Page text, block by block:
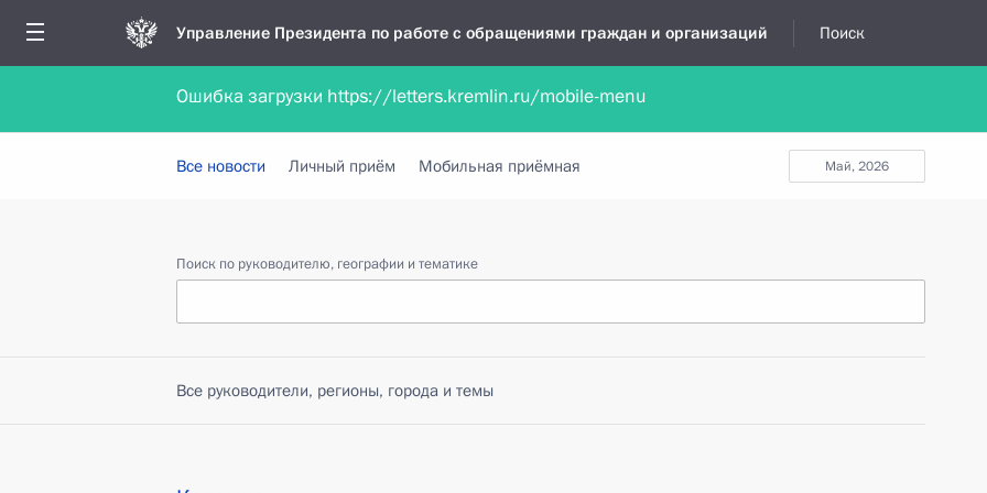
Управление Президента по работе с обращениями граждан и организаций Поиск
Обратиться в форме электронного документа Обратиться в устной форме
май, 2026
Все новости Личный приём Мобильная приёмная
Поиск по руководителю, географии и тематике
Все руководители, регионы, города и темы
Ошибка загрузки https://letters.kremlin.ru/mobile-menu